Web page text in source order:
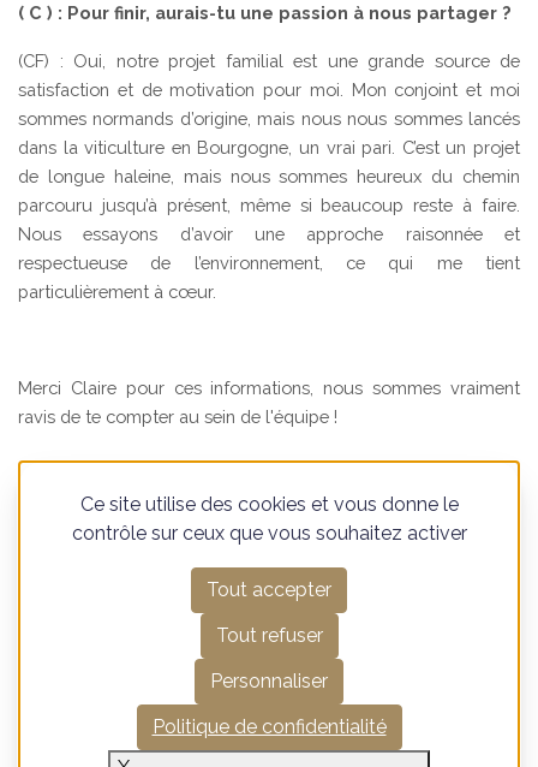
( C ) : Pour finir, aurais-tu une passion à nous partager ?
(CF) : Oui, notre projet familial est une grande source de
satisfaction et de motivation pour moi. Mon conjoint et moi
sommes normands d’origine, mais nous nous sommes lancés
dans la viticulture en Bourgogne, un vrai pari. C’est un projet
de longue haleine, mais nous sommes heureux du chemin
parcouru jusqu’à présent, même si beaucoup reste à faire.
Nous essayons d’avoir une approche raisonnée et
respectueuse de l’environnement, ce qui me tient
particulièrement à cœur.
Merci Claire pour ces informations, nous sommes vraiment
ravis de te compter au sein de l'équipe !
Découvrez d'autres
actualités Canovia
24 juillet 2026
Ce site utilise des cookies et vous donne le
contrôle sur ceux que vous souhaitez activer
Tout accepter
Tout refuser
Personnaliser
Politique de confidentialité